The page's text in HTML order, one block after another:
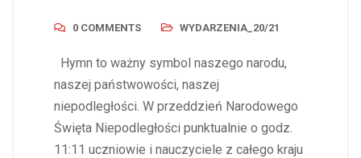
0 COMMENTS WYDARZENIA_20/21
Hymn to ważny symbol naszego narodu,
naszej państwowości, naszej
niepodległości. W przeddzień Narodowego
Święta Niepodległości punktualnie o godz.
11:11 uczniowie i nauczyciele z całego kraju